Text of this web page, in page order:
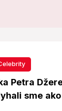
Petra
sme